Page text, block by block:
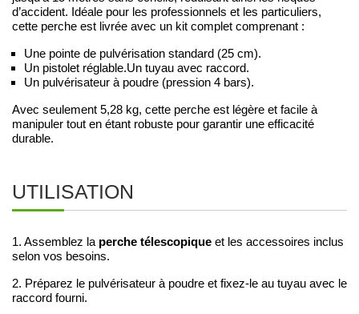
d’accident. Idéale pour les professionnels et les particuliers,
cette perche est livrée avec un kit complet comprenant :
Une pointe de pulvérisation standard (25 cm).
Un pistolet réglable.Un tuyau avec raccord.
Un pulvérisateur à poudre (pression 4 bars).
Avec seulement 5,28 kg, cette perche est légère et facile à
manipuler tout en étant robuste pour garantir une efficacité
durable.
UTILISATION
1. Assemblez la perche télescopique et les accessoires inclus
selon vos besoins.
2. Préparez le pulvérisateur à poudre et fixez-le au tuyau avec le
raccord fourni.